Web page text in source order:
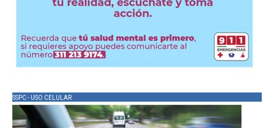
SSPC - USO CELULAR